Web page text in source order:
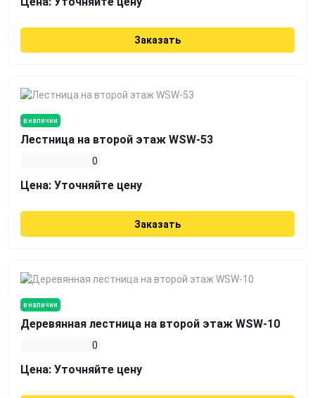
Заказать
в наличии
Лестница на второй этаж WSW-53
0
Цена: Уточняйте цену
Заказать
в наличии
Деревянная лестница на второй этаж WSW-10
0
Цена: Уточняйте цену